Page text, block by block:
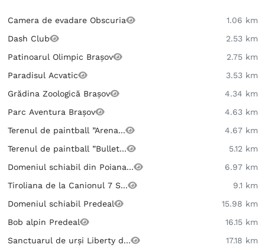
Camera de evadare Obscuria
1.06 km
Dash Club
2.53 km
Patinoarul Olimpic Brașov
2.75 km
Paradisul Acvatic
3.53 km
Grădina Zoologică Brașov
4.34 km
Parc Aventura Brașov
4.63 km
Terenul de paintball ”Arena...
4.67 km
Terenul de paintball ”Bullet...
5.12 km
Domeniul schiabil din Poiana...
6.97 km
Tiroliana de la Canionul 7 S...
9.1 km
Domeniul schiabil Predeal
15.98 km
Bob alpin Predeal
16.15 km
Sanctuarul de urși Liberty d...
17.18 km